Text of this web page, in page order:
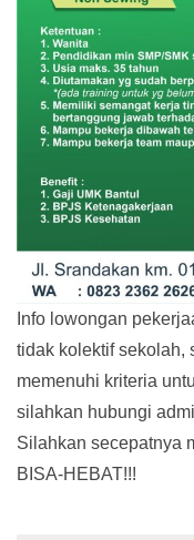
Info lowongan
tidak kolektif sekolah,
memenuhi kriteria
silahkan hubungi
Silahkan secepatnya
BISA-HEBAT!!!